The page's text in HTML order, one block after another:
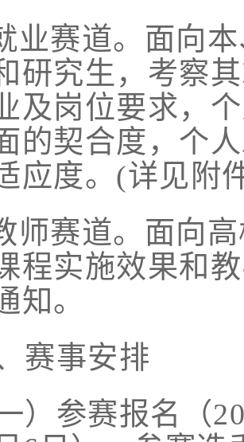
业赛道。 面向
研究生，考察
及岗位要求，
的契合度，个
应度。 (详见附
师赛道。 面向
程实施效果和
知。
赛事安排
一）参赛报名
（